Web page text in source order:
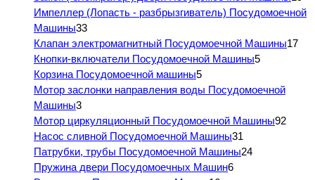
Импеллер (Лопасть - разбрызгиватель) Посудомоечной
Машины33
Клапан электромагнитный Посудомоечной Машины17
Кнопки-включатели Посудомоечной Машины5
Корзина Посудомоечной машины5
Мотор заслонки направления воды Посудомоечной
Машины3
Мотор циркуляционный Посудомоечной Машины92
Насос сливной Посудомоечной Машины31
Патрубки, трубы Посудомоечной Машины24
Пружина двери Посудомоечных Машин6